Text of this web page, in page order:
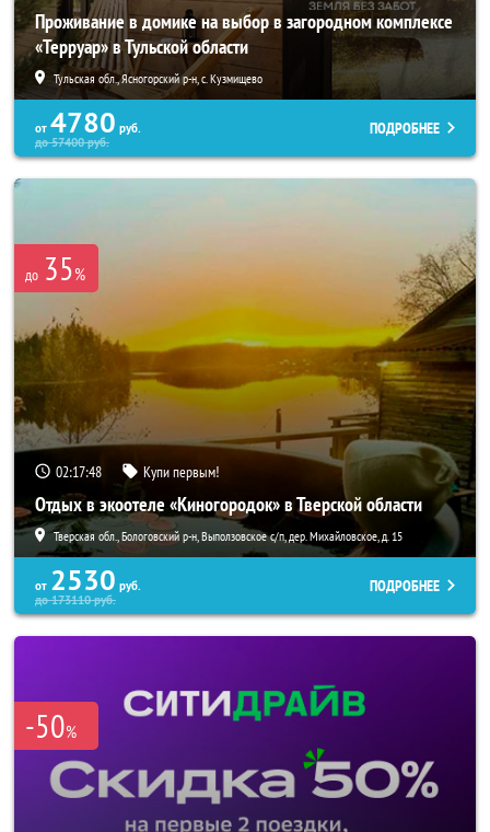
Проживание в домике на выбор в загородном комплексе
«Терруар» в Тульской области
Тульская обл., Ясногорский р-н, с. Кузмищево
от 4780 руб.
до57400руб.
ПОДРОБНЕЕ
до 35%
02:17:46 Купи первым!
Отдых в экоотеле «Киногородок» в Тверской области
Тверская обл., Бологовский р-н, Выползовское с/п, дер. Михайловское, д. 15
от 2530 руб.
до173110руб.
ПОДРОБНЕЕ
-50%